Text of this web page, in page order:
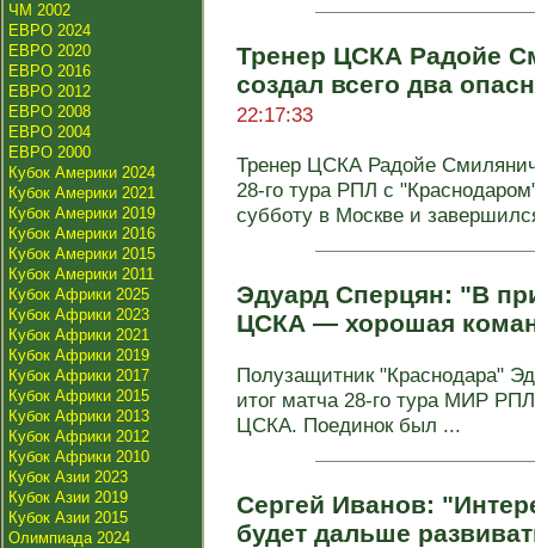
ЧМ 2002
ЕВРО 2024
ЕВРО 2020
ЕВРО 2016
ЕВРО 2012
ЕВРО 2008
ЕВРО 2004
ЕВРО 2000
Кубок Америки 2024
Кубок Америки 2021
Кубок Америки 2019
Кубок Америки 2016
Кубок Америки 2015
Кубок Америки 2011
Кубок Африки 2025
Кубок Африки 2023
Кубок Африки 2021
Кубок Африки 2019
Кубок Африки 2017
Кубок Африки 2015
Кубок Африки 2013
Кубок Африки 2012
Кубок Африки 2010
Кубок Азии 2023
Кубок Азии 2019
Кубок Азии 2015
Олимпиада 2024
Тренер ЦСКА Радойе
создал всего два
22:17:33
Тренер ЦСКА Радойе
28‑го тура РПЛ с
субботу в Москве и
Эдуард Сперцян: "В
ЦСКА — хорошая
Полузащитник "Краснодара"
итог матча 28‑го тура МИР
ЦСКА. Поединок был ...
Сергей Иванов:
будет дальше